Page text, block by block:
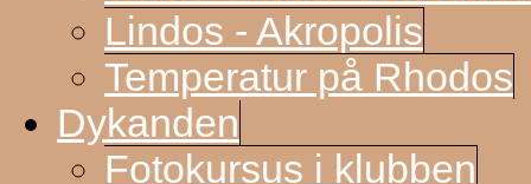
Lindos - Akropolis
Temperatur på Rhodos
Dykanden
Fotokursus i klubben